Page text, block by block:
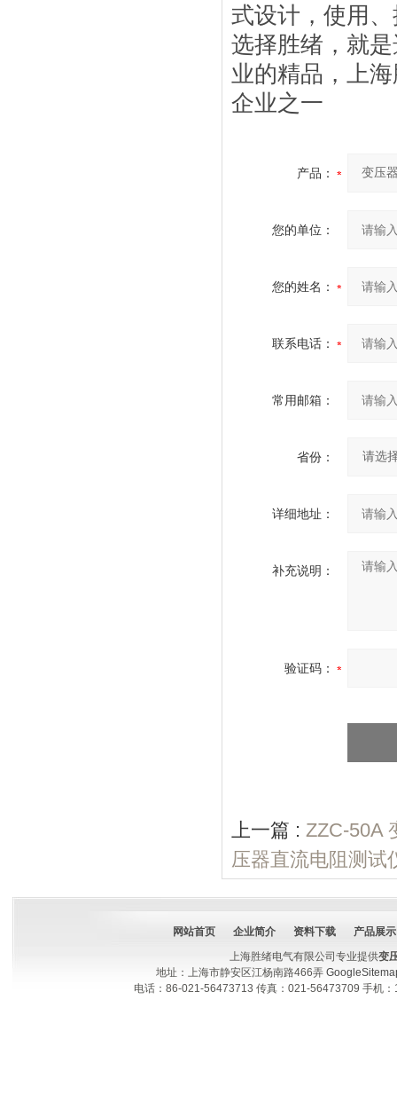
式设计，使用
选择胜绪，就
业的精品，上
企业之一
产品：
您的单位：
您的姓名：
联系电话：
常用邮箱：
省份：
详细地址：
补充说明：
验证码：
上一篇 : ZZC-50A
压器直流电阻测试
网站首页 企业简介 资料下载
产品展示
上海胜绪电气有限公司专业提供变
地址：上海市静安区江杨南路466弄
电话：86-021-56473713 传真：021-56473709 手机